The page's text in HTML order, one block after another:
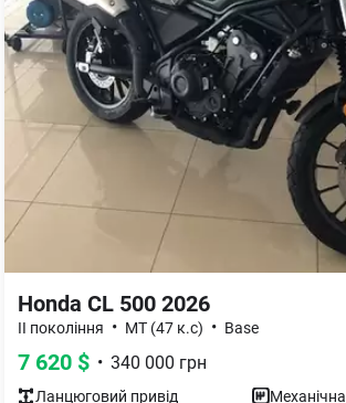
Honda CL 500 2026
II покоління • МТ (47 к.с) • Base
7 620 $ • 340 000 грн
Ланцюговий привід
Механічна